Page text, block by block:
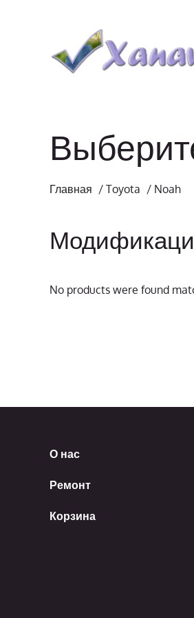
Главная / Toyota / Noah
No products were found
О нас
Ремонт
Корзина